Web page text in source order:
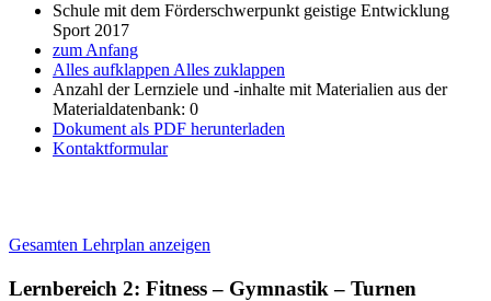
Schule mit dem Förderschwerpunkt geistige Entwicklung
Sport 2017
zum Anfang
Alles aufklappen Alles zuklappen
Anzahl der Lernziele und -inhalte mit Materialien aus der
Materialdatenbank: 0
Dokument als PDF herunterladen
Kontaktformular
Gesamten Lehrplan anzeigen
Lernbereich 2: Fitness – Gymnastik – Turnen